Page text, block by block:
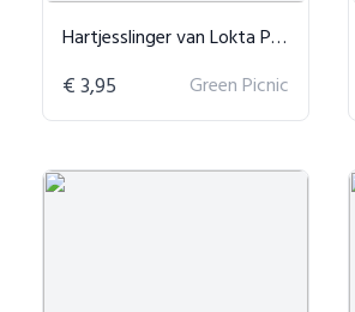
Hartjesslinger van Lokta Papier
€ 3,95 Green Picnic